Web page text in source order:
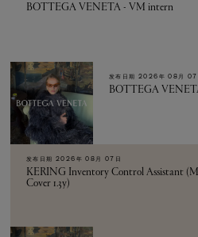
BOTTEGA VENETA - VM intern
发布日期 2026年 08月 07
BOTTEGA
发布日期 2026年 08月 07日
KERING Inventory Control Assistant
Cover 1.3y)